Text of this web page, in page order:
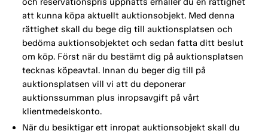
att kunna köpa aktuellt auktionsobjekt. Med denna
rättighet skall du bege dig till auktionsplatsen och
bedöma auktionsobjektet och sedan fatta ditt beslut
om köp. Först när du bestämt dig på auktionsplatsen
tecknas köpeavtal. Innan du beger dig till på
auktionsplatsen vill vi att du deponerar
auktionssumman plus inropsavgift på vårt
klientmedelskonto.
När du besiktigar ett inropat auktionsobjekt skall du